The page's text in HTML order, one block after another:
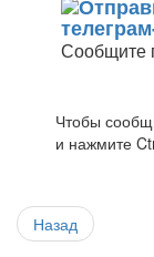
Сообщите
Чтобы
и нажмите
Назад